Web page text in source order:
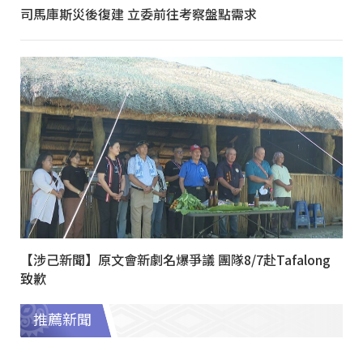
司馬庫斯災後復建 立委前往考察盤點需求
【涉己新聞】原文會新劇名爆爭議 團隊8/7赴Tafalong
致歉
推薦新聞